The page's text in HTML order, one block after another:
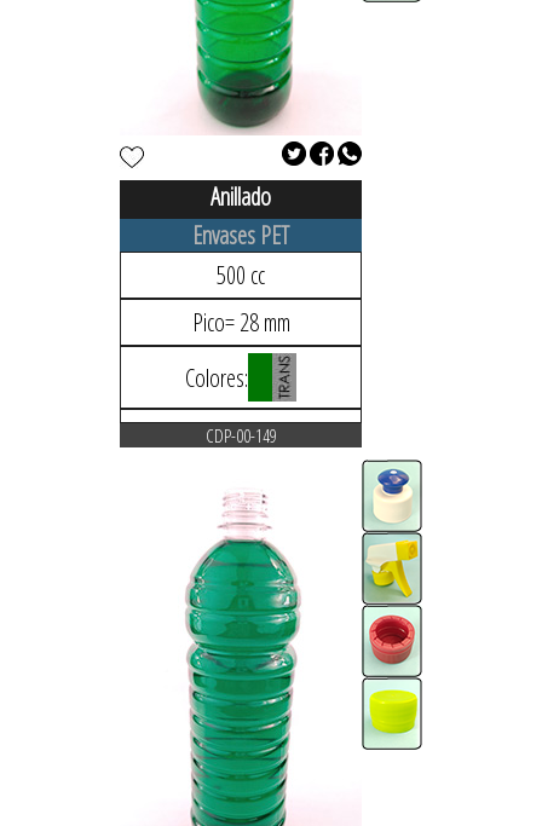
Anillado
Envases PET
500 cc
Pico= 28 mm
Colores:
CDP-00-149